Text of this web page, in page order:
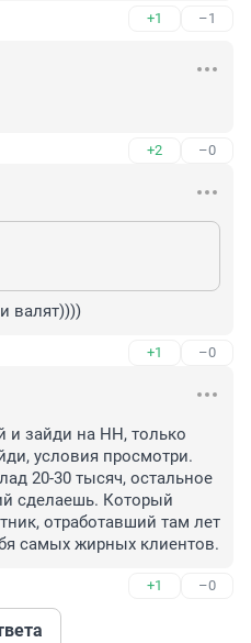
+1 –1
+2 –0
валят))))
+1 –0
и зайди на НН, только
условия просмотри.
20-30 тысяч, остальное
сделаешь. Который
отработавший там лет
самых жирных клиентов.
+1 –0